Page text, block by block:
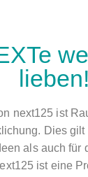
lieben!
next125 ist
Dies gilt
als auch für
ist eine